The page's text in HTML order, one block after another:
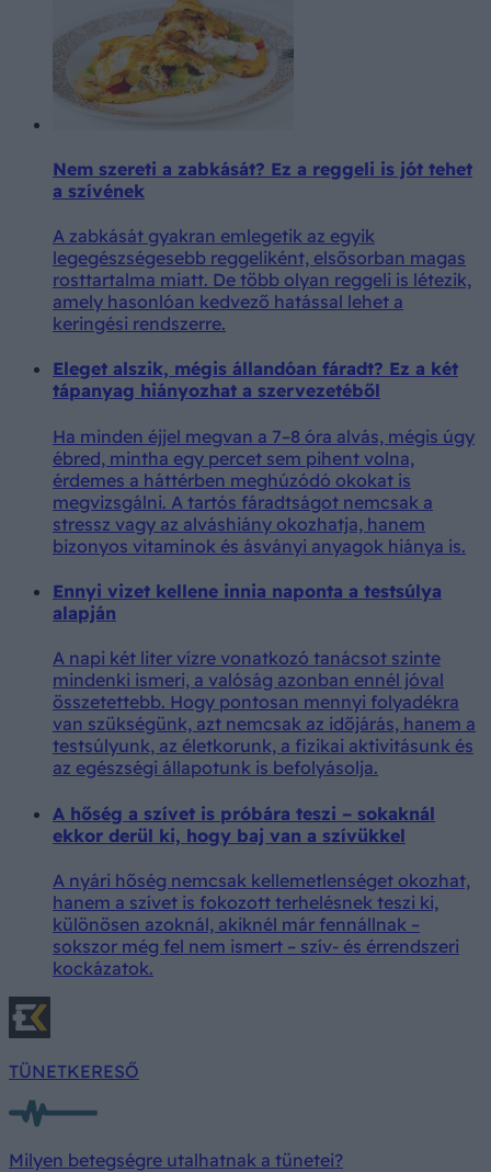
Nem szereti a zabkását? Ez a reggeli is jót tehet
a szívének
A zabkását gyakran emlegetik az egyik
legegészségesebb reggeliként, elsősorban magas
rosttartalma miatt. De több olyan reggeli is létezik,
amely hasonlóan kedvező hatással lehet a
keringési rendszerre.
Eleget alszik, mégis állandóan fáradt? Ez a két
tápanyag hiányozhat a szervezetéből
Ha minden éjjel megvan a 7–8 óra alvás, mégis úgy
ébred, mintha egy percet sem pihent volna,
érdemes a háttérben meghúzódó okokat is
megvizsgálni. A tartós fáradtságot nemcsak a
stressz vagy az alváshiány okozhatja, hanem
bizonyos vitaminok és ásványi anyagok hiánya is.
Ennyi vizet kellene innia naponta a testsúlya
alapján
A napi két liter vízre vonatkozó tanácsot szinte
mindenki ismeri, a valóság azonban ennél jóval
összetettebb. Hogy pontosan mennyi folyadékra
van szükségünk, azt nemcsak az időjárás, hanem a
testsúlyunk, az életkorunk, a fizikai aktivitásunk és
az egészségi állapotunk is befolyásolja.
A hőség a szívet is próbára teszi – sokaknál
ekkor derül ki, hogy baj van a szívükkel
A nyári hőség nemcsak kellemetlenséget okozhat,
hanem a szívet is fokozott terhelésnek teszi ki,
különösen azoknál, akiknél már fennállnak –
sokszor még fel nem ismert – szív- és érrendszeri
kockázatok.
TÜNETKERESŐ
Milyen betegségre utalhatnak a tünetei?